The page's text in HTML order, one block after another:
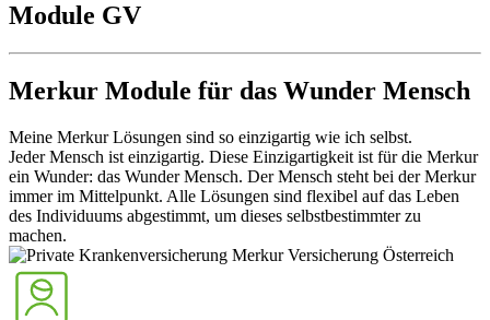
Module GV
Merkur Module für das Wunder Mensch
Meine Merkur Lösungen sind so einzigartig wie ich selbst.
Jeder Mensch ist einzigartig. Diese Einzigartigkeit ist für die Merkur
ein Wunder: das Wunder Mensch. Der Mensch steht bei der Merkur
immer im Mittelpunkt. Alle Lösungen sind flexibel auf das Leben
des Individuums abgestimmt, um dieses selbstbestimmter zu
machen.